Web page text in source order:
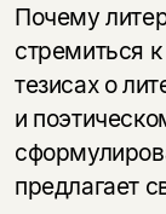
Почему
стремиться
тезисах о
и
предлагает